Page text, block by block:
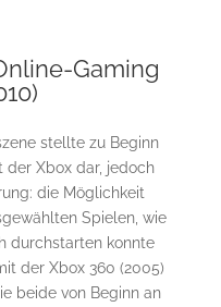
Gaming
stellte zu Beginn
Xbox dar, jedoch
die Möglichkeit
Spielen, wie
durchstarten konnte
der Xbox 360 (2005)
beide von Beginn an